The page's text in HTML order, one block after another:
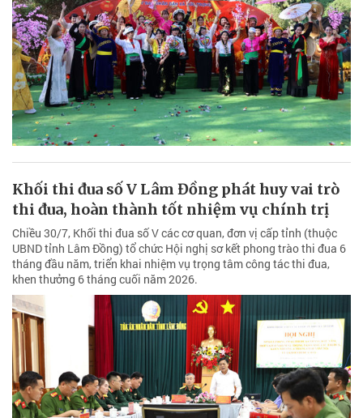
Khối thi đua số V Lâm Đồng phát huy vai trò
thi đua, hoàn thành tốt nhiệm vụ chính trị
Chiều 30/7, Khối thi đua số V các cơ quan, đơn vị cấp tỉnh (thuộc
UBND tỉnh Lâm Đồng) tổ chức Hội nghị sơ kết phong trào thi đua 6
tháng đầu năm, triển khai nhiệm vụ trọng tâm công tác thi đua,
khen thưởng 6 tháng cuối năm 2026.